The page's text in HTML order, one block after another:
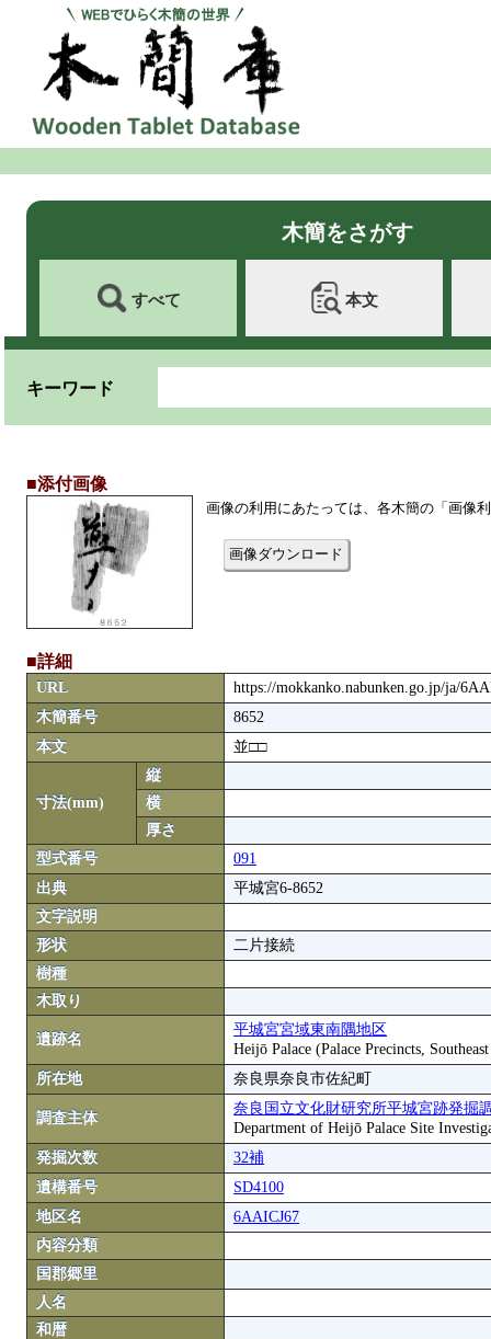
木簡をさがす
すべて 本文
キーワード
■添付画像
画像の利用にあたっては、各木簡の「画像
画像ダウンロード
■詳細
URL
https://mokkanko.nabunken.go.jp/ja/
木簡番号
8652
本文
並□□
寸法(mm)
縦
横
厚さ
型式番号
091
出典
平城宮6-8652
文字説明
形状
二片接続
樹種
木取り
遺跡名
平城宮宮域東南隅地区
Heijō Palace (Palace Precincts,
所在地
奈良県奈良市佐紀町
調査主体
奈良国立文化財研究所平城宮跡発掘
Department of Heijō Palace Site
発掘次数
32補
遺構番号
SD4100
地区名
6AAICJ67
内容分類
国郡郷里
人名
和暦